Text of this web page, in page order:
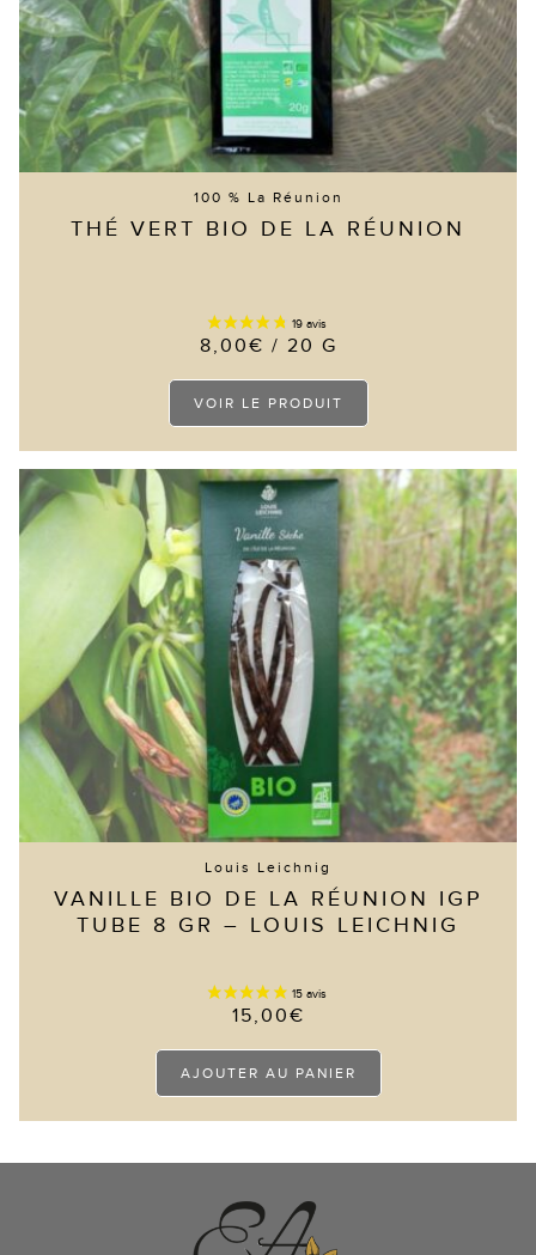
100 % La Réunion
THÉ VERT BIO DE LA RÉUNION
8,00€ / 20 G
VOIR LE PRODUIT
Ce
a
plusieurs
variations.
Les
options
peuvent
être
choisies
sur
la
page
du
produit
Louis Leichnig
VANILLE BIO DE LA RÉUNION IGP
TUBE 8 GR – LOUIS LEICHNIG
15,00€
AJOUTER AU PANIER